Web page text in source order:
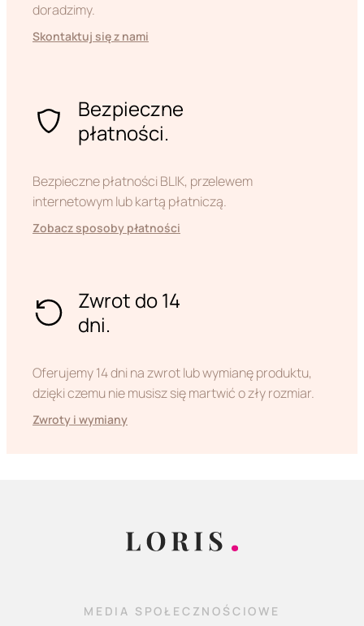
doradzimy.
Skontaktuj się z nami
Bezpieczne
płatności.
Bezpieczne płatności BLIK, przelewem
internetowym lub kartą płatniczą.
Zobacz sposoby płatności
Zwrot do 14
dni.
Oferujemy 14 dni na zwrot lub wymianę produktu,
dzięki czemu nie musisz się martwić o zły rozmiar.
Zwroty i wymiany
MEDIA SPOŁECZNOŚCIOWE